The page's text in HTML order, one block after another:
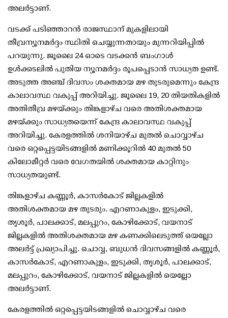
അലര്‍ട്ടാണ്.
വടക്ക് പടിഞ്ഞാറന്‍ രാജസ്ഥാന് മുകളിലായി
തീവ്രന്യൂനമര്‍ദ്ദം സ്ഥിതി ചെയ്യുന്നതായും മുന്നറിയിപ്പില്‍
പറയുന്നു. ജൂലൈ 24 ഓടെ വടക്കന്‍ ബംഗാള്‍
ഉള്‍ക്കടലില്‍ പുതിയ ന്യൂനമര്‍ദ്ദം രൂപപ്പെടാന്‍ സാധ്യത ഉണ്ട്.
അടുത്ത അഞ്ച് ദിവസം ശക്തമായ മഴ തുടരുമെന്നും കേന്ദ്ര
കാലാവസ്ഥ വകുപ്പ് അറിയിച്ചു. ജൂലൈ 19, 20 തിയതികളില്‍
അതിതീവ്ര മഴയ്ക്കും തിങ്കളാഴ്ച വരെ അതിശക്തമായ
മഴയ്ക്കും സാധ്യതയെന്ന് കേന്ദ്ര കാലാവസ്ഥ വകുപ്പ്
അറിയിച്ചു. കേരളത്തില്‍ ശനിയാഴ്ച മുതല്‍ ചൊവ്വാഴ്ച
വരെ ഒറ്റപ്പെട്ടയിടങ്ങളില്‍ മണിക്കൂറില്‍ 40 മുതല്‍ 50
കിലോമീറ്റര്‍ വരെ വേഗതയില്‍ ശക്തമായ കാറ്റിനും
സാധ്യതയുണ്ട്.
തിങ്കളാഴ്ച കണ്ണൂര്‍, കാസര്‍കോട് ജില്ലകളില്‍
അതിശക്തമായ മഴ തുടരും. എറണാകുളം, ഇടുക്കി,
തൃശൂര്‍, പാലക്കാട്, മലപ്പുറം, കോഴിക്കോട്, വയനാട്
ജില്ലകളില്‍ അതിശക്തമായ മഴ കണക്കിലെടുത്ത് യെല്ലോ
അലര്‍ട്ട് പ്രഖ്യാപിച്ചു. ചൊവ്വ, ബുധന്‍ ദിവസങ്ങളില്‍ കണ്ണൂര്‍,
കാസര്‍കോട്, എറണാകുളം, ഇടുക്കി, തൃശൂര്‍, പാലക്കാട്,
മലപ്പുറം, കോഴിക്കോട്, വയനാട് ജില്ലകളില്‍ യെല്ലോ
അലര്‍ട്ടാണ്.
കേരളത്തില്‍ ഒറ്റപ്പെട്ടയിടങ്ങളില്‍ ചൊവ്വാഴ്ച വരെ